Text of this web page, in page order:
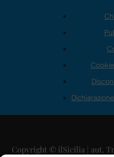
Copyright © ilSicilia | aut.